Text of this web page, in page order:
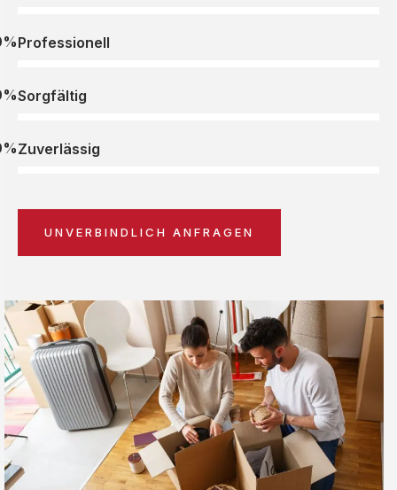
Professionell
Sorgfältig
Zuverlässig
UNVERBINDLICH ANFRAGEN